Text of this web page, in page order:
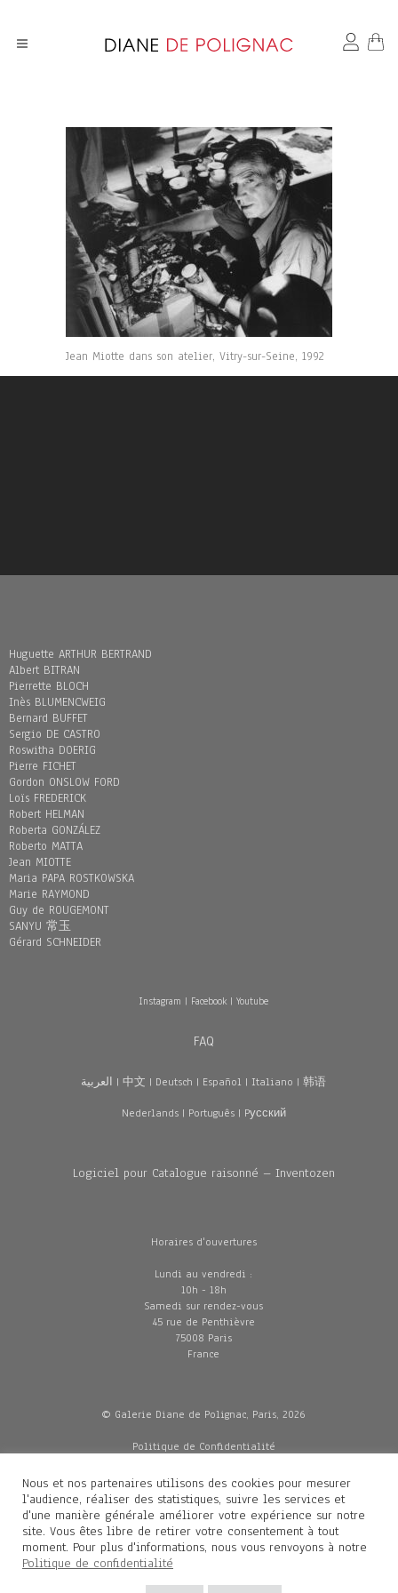
Jean Miotte dans son atelier, Vitry-sur-Seine, 1992
Huguette ARTHUR BERTRAND
Albert BITRAN
Pierrette BLOCH
Inès BLUMENCWEIG
Bernard BUFFET
Sergio DE CASTRO
Roswitha DOERIG
Pierre FICHET
Gordon ONSLOW FORD
Loïs FREDERICK
Robert HELMAN
Roberta GONZÁLEZ
Roberto MATTA
Jean MIOTTE
Maria PAPA ROSTKOWSKA
Marie RAYMOND
Guy de ROUGEMONT
SANYU 常玉
Gérard SCHNEIDER
Instagram | Facebook| Youtube
FAQ
العربية | 中文 | Deutsch | Español | Italiano | 韩语
Nederlands| Português| Pусский
Logiciel pour Catalogue raisonné – Inventozen
Horaires d'ouvertures
Lundi au vendredi :
10h - 18h
Samedi sur rendez-vous
45 rue de Penthièvre
75008 Paris
France
© Galerie Diane de Polignac, Paris, 2026
Politique de Confidentialité
Mentions légales
Livraisons
Contacts
Diane de Polignac
Nous et nos partenaires utilisons des cookies pour mesurer
l'audience, réaliser des statistiques, suivre les services et
d'une manière générale améliorer votre expérience sur notre
site. Vous êtes libre de retirer votre consentement à tout
moment. Pour plus d'informations, nous vous renvoyons à notre
Politique de confidentialité